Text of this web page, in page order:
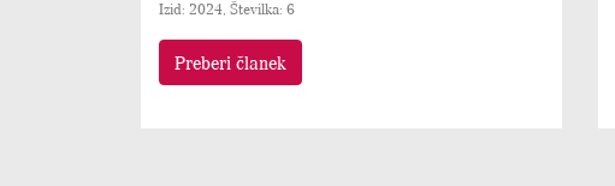
Izid: 2024, Številka: 6
Preberi članek